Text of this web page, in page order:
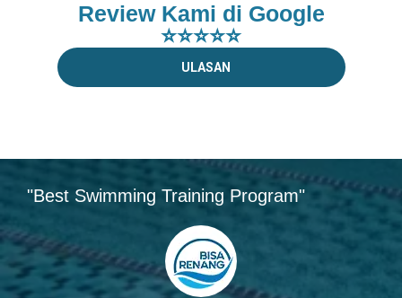
Review Kami di Google
⭐⭐⭐⭐⭐
ULASAN
"Best Swimming Training Program"